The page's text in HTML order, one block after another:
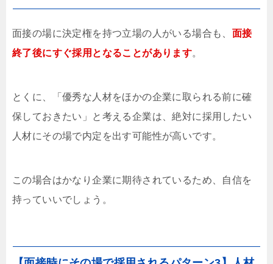
面接の場に決定権を持つ立場の人がいる場合も、 面接
終了後にすぐ採用となることがあります。
とくに、「優秀な人材をほかの企業に取られる前に確
保しておきたい」と考える企業は、絶対に採用したい
人材にその場で内定を出す可能性が高いです。
この場合はかなり企業に期待されているため、自信を
持っていいでしょう。